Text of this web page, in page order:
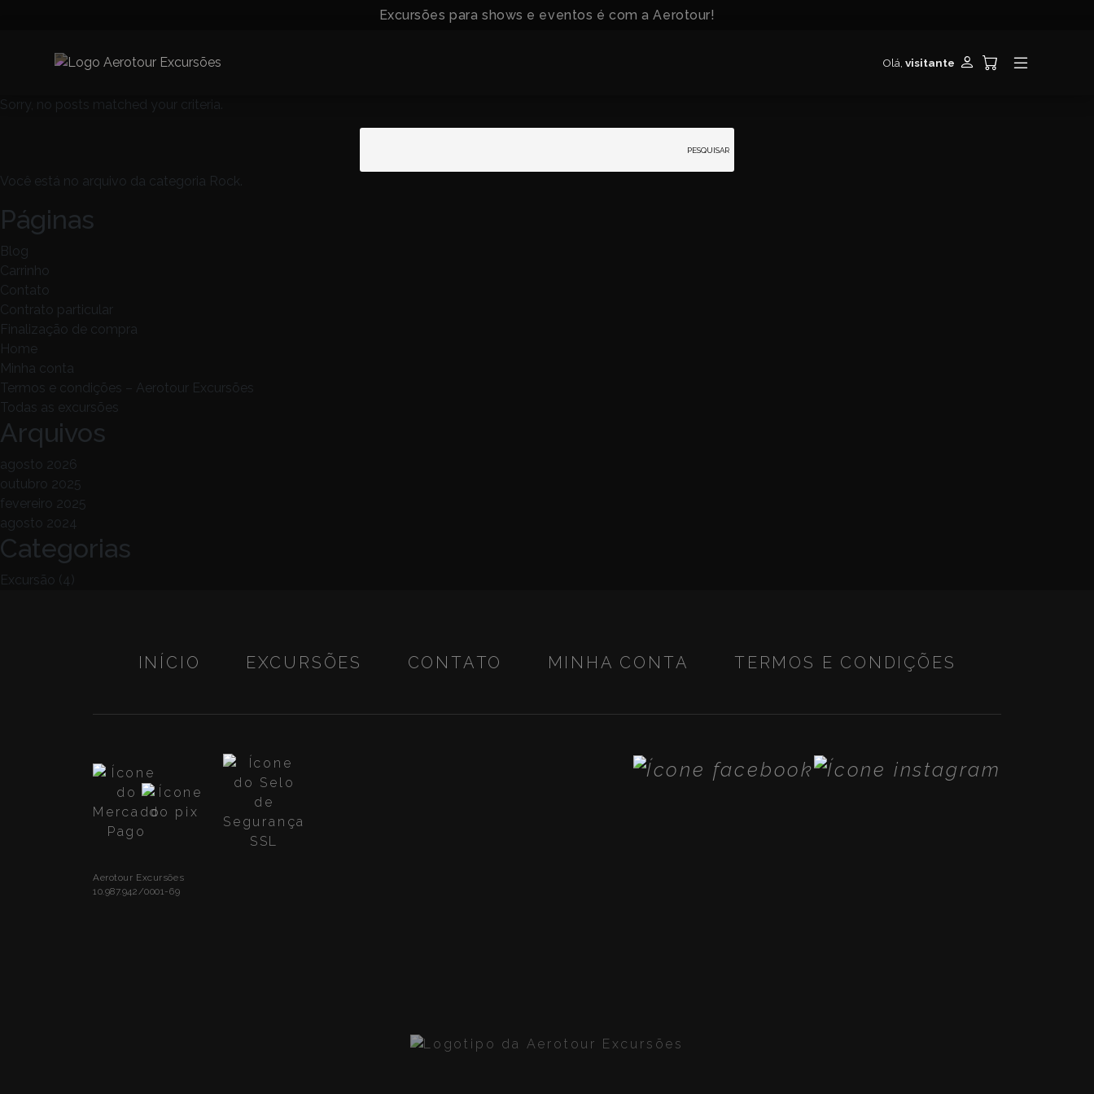
Excursões para shows e eventos é com a Aerotour!
Olá, visitante
Sorry, no posts matched your criteria.
Você está no arquivo da categoria Rock.
Páginas
Blog
Carrinho
Contato
Contrato particular
Finalização de compra
Home
Minha conta
Termos e condições – Aerotour Excursões
Todas as excursões
Arquivos
agosto 2026
outubro 2025
fevereiro 2025
agosto 2024
Categorias
Excursão (4)
INÍCIO EXCURSÕES CONTATO MINHA CONTA TERMOS E CONDIÇÕES
Aerotour Excursões
10.987.942/0001-69